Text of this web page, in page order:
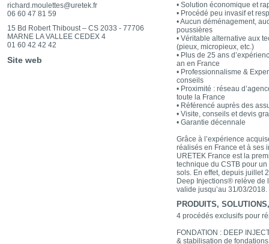
richard.moulettes@uretek.fr
06 60 47 81 59
15 Bd Robert Thiboust – CS 2033 - 77706
MARNE LA VALLEE CEDEX 4
01 60 42 42 42
Site web
• Solution économique et
• Procédé peu invasif et
• Aucun déménagement,
poussières
• Véritable alternative aux
(pieux, micropieux, etc.)
• Plus de 25 ans
an en France
• Professionnalisme &
conseils
• Proximité : réseau
toute la France
• Référencé auprès des
• Visite, conseils et devis
• Garantie décennale
Grâce à l’expérience
réalisés en France et à ses
URETEK France est la
technique du CSTB pour
sols. En effet, depuis juillet
Deep Injections® relève de
valide jusqu’au 31/03/2018.
PRODUITS,
4 procédés exclusifs pour
FONDATION : DEEP
& stabilisation de fondations